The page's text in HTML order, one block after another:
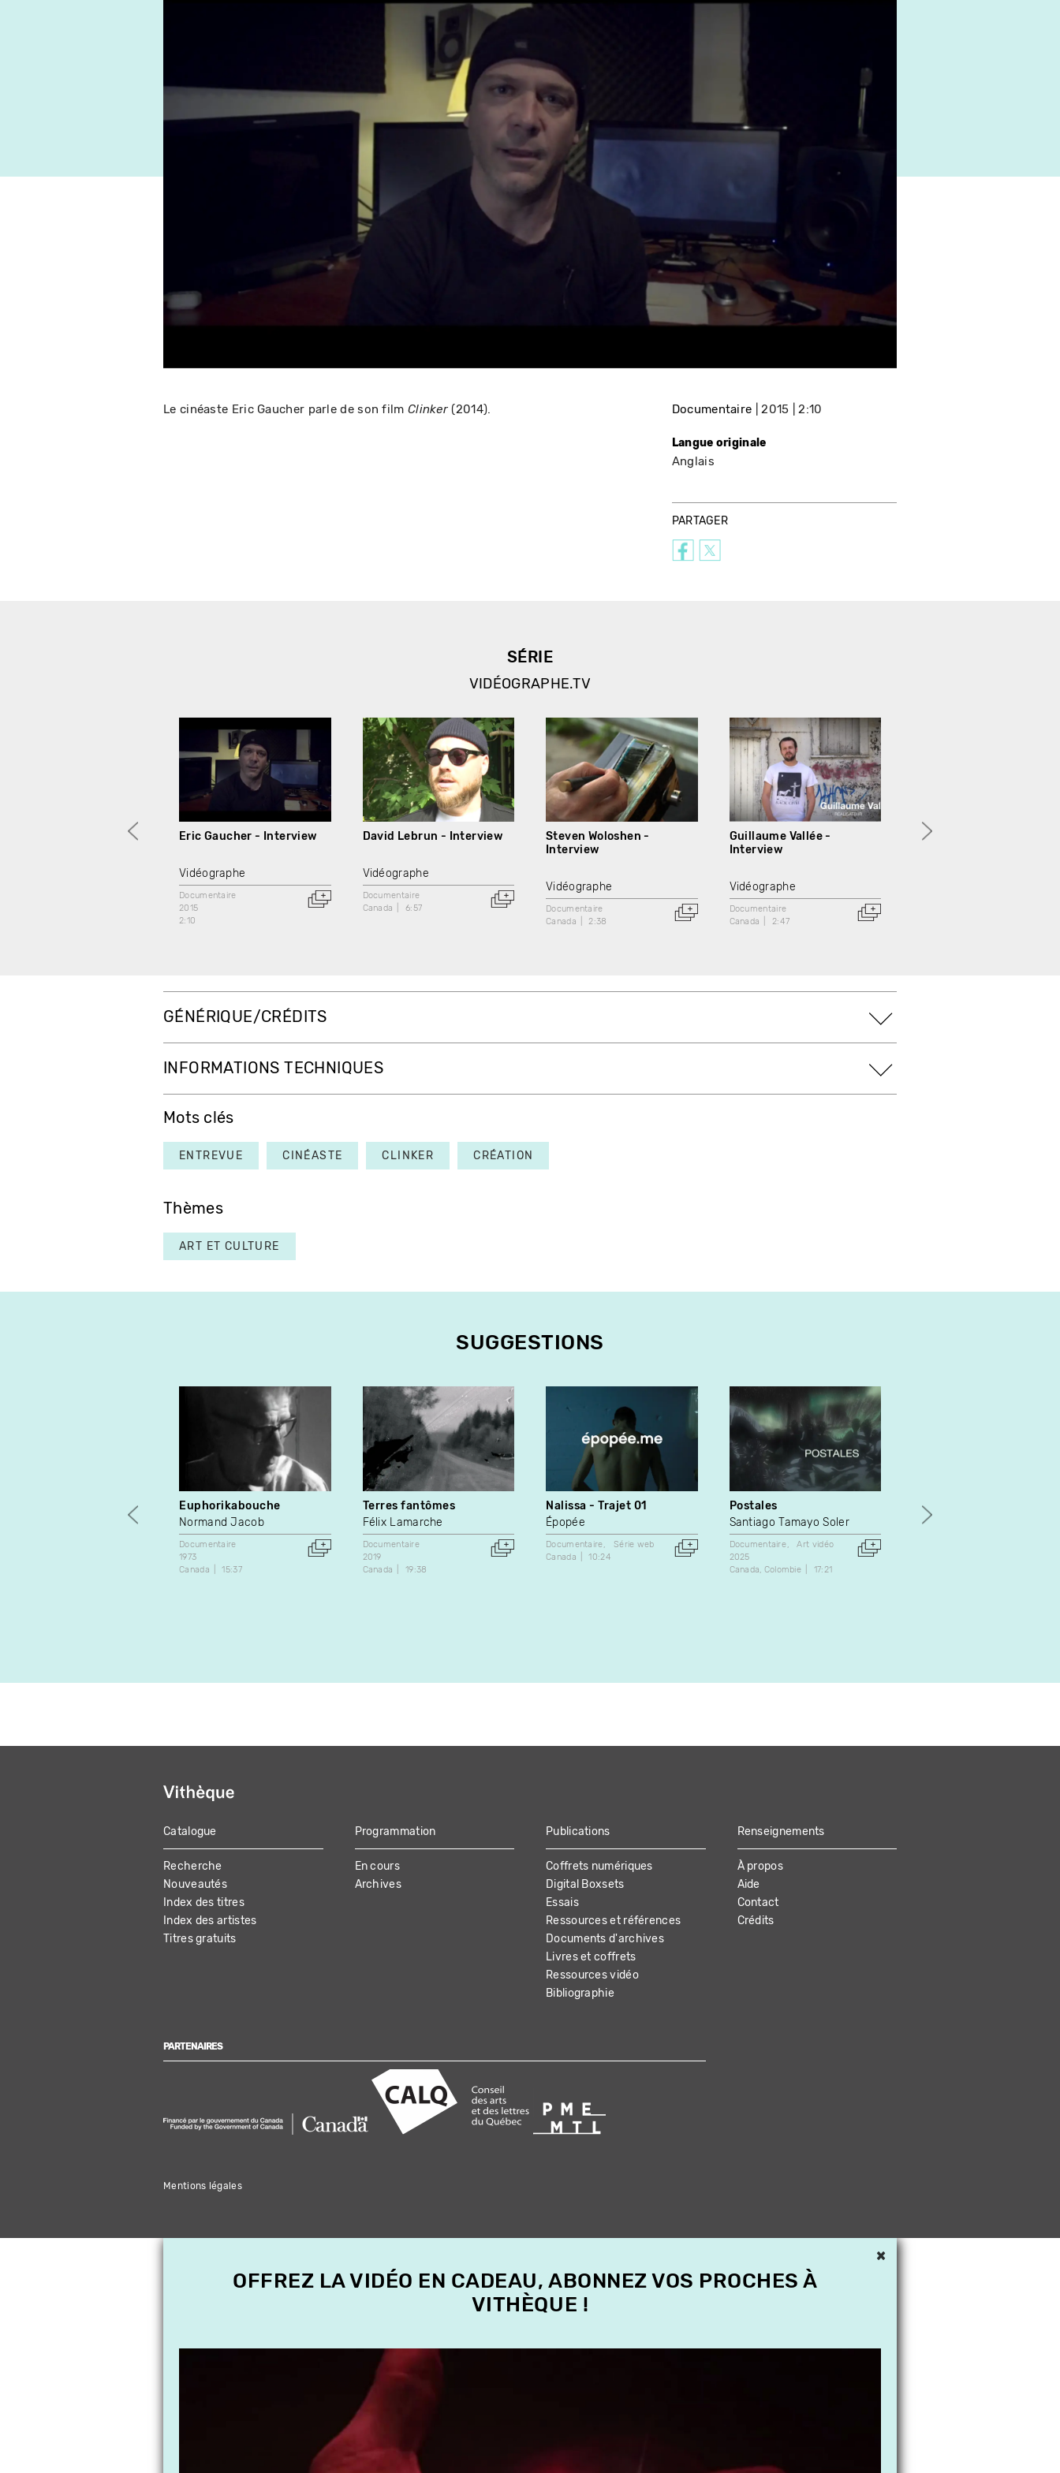
Le cinéaste Eric Gaucher parle de son film Clinker (2014). Documentaire 2015 2:10
Langue originale
Anglais
PARTAGER
SÉRIE
VIDÉOGRAPHE.TV
Eric Gaucher - Interview
Vidéographe
Documentaire
2015
2:10
David Lebrun - Interview
Vidéographe
Documentaire
Canada
6:57
Steven Woloshen -
Interview
Vidéographe
Documentaire
Canada
2:38
Guillaume Vallée -
Interview
Vidéographe
Documentaire
Canada
2:47
GÉNÉRIQUE/CRÉDITS
INFORMATIONS TECHNIQUES
Mots clés
ENTREVUE CINÉASTE CLINKER CRÉATION
Thèmes
ART ET CULTURE
SUGGESTIONS
Euphorikabouche
Normand Jacob
Documentaire
1973
Canada
15:37
Terres fantômes
Félix Lamarche
Documentaire
2019
Canada
19:38
Nalissa - Trajet 01
Épopée
Documentaire
Série web
Canada
10:24
Postales
Santiago Tamayo Soler
Documentaire
Art vidéo
2025
Canada Colombie 17:21
Notre logement, c'est à
nous autres.
MAIN
NAVIGATION
Catalogue
Recherche
Nouveautés
Index des titres
Index des artistes
Titres gratuits
Programmation
En cours
Archives
Publications
Coffrets numériques
Digital Boxsets
Essais
Ressources et références
Documents d'archives
Livres et coffrets
Ressources vidéo
Bibliographie
Renseignements
À propos
Aide
Contact
Crédits
PARTENAIRES
Mentions légales
×
OFFREZ LA VIDÉO EN CADEAU, ABONNEZ VOS PROCHES À
VITHÈQUE !